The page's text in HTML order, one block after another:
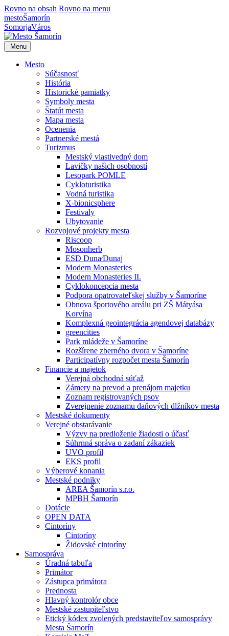
Rovno na obsah Rovno na menu
mestoŠamorín
SomorjaVáros
Menu
Mesto
Súčasnosť
História
Historické pamiatky
Symboly mesta
Štatút mesta
Mapa mesta
Ocenenia
Partnerské mestá
Turizmus
Mestský vlastivedný dom
Lavičky našich osobností
Lesopark POMLE
Cykloturistika
Vodná turistika
X-bionicsphere
Festivaly
Ubytovanie
Rozvojové projekty mesta
Riscoop
Mosonherb
ESD Duna⁄Dunaj
Modern Monasteries
Modern Monasteries II.
Cyklokoncepcia mesta
Podpora opatrovateľskej služby v Šamoríne
Obnova športového areálu pri ZŠ Mátyása
Korvína
Komplexná geointegrácia agendovej databázy
greencities
Park mládeže v Šamoríne
Rozšírene zberného dvora v Šamoríne
Participatívny rozpočet mesta Šamorín
Financie a majetok
Verejná obchodná súťaž
Zámery na prevod a prenájom majetku
Zoznam registrovaných psov
Zverejnenie zoznamu daňových dlžníkov mesta
Mestské dokumenty
Verejné obstarávanie
Výzvy na predloženie žiadosti o účasť
Súhrnná správa o zadaní zákaziek
UVO profil
EKS profil
Výberové konania
Mestské podniky
AREA Šamorín s.r.o.
MPBH Šamorín
Dotácie
OPEN DATA
Cintoríny
Cintoríny
Židovské cintoríny
Samospráva
Úradná tabuľa
Primátor
Zástupca primátora
Prednosta
Hlavný kontrolór obce
Mestské zastupiteľstvo
Etický kódex zvolených predstaviteľov samosprávy
Mesta Šamorín